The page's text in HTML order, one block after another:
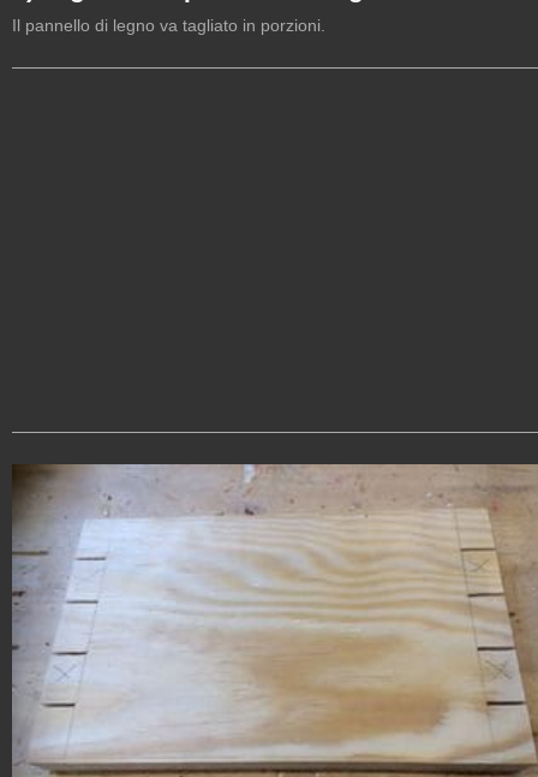
Il pannello di legno va tagliato in porzioni.